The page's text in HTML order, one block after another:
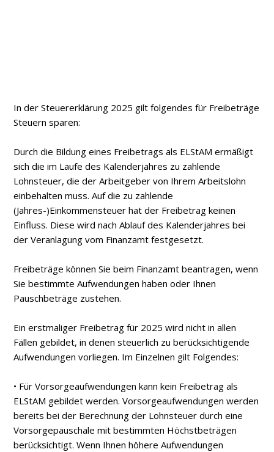
In der Steuererklärung 2025 gilt folgendes für Freibeträge
Steuern sparen:
Durch die Bildung eines Freibetrags als ELStAM ermäßigt
sich die im Laufe des Kalenderjahres zu zahlende
Lohnsteuer, die der Arbeitgeber von Ihrem Arbeitslohn
einbehalten muss. Auf die zu zahlende
(Jahres-)Einkommensteuer hat der Freibetrag keinen
Einfluss. Diese wird nach Ablauf des Kalenderjahres bei
der Veranlagung vom Finanzamt festgesetzt.
Freibeträge können Sie beim Finanzamt beantragen, wenn
Sie bestimmte Aufwendungen haben oder Ihnen
Pauschbeträge zustehen.
Ein erstmaliger Freibetrag für 2025 wird nicht in allen
Fällen gebildet, in denen steuerlich zu berücksichtigende
Aufwendungen vorliegen. Im Einzelnen gilt Folgendes:
• Für Vorsorgeaufwendungen kann kein Freibetrag als
ELStAM gebildet werden. Vorsorgeaufwendungen werden
bereits bei der Berechnung der Lohnsteuer durch eine
Vorsorgepauschale mit bestimmten Höchstbeträgen
berücksichtigt. Wenn Ihnen höhere Aufwendungen